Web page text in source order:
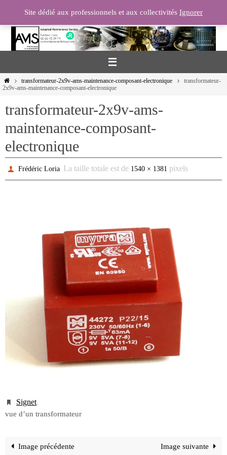
le
contenu
Hometransformateur-2x9v-ams-maintenance-composant-electronique
transformateur-
2x9v-ams-maintenance-composant-electronique
transformateur-2x9v-ams-
maintenance-composant-
electronique
Frédéric Loria La taille totale est de 1540 × 1381 pixels
Signet.
vue d’un transformateur
Image précédente Image suivante
Site dédié aux professionnels et aux collectivités Ignorer